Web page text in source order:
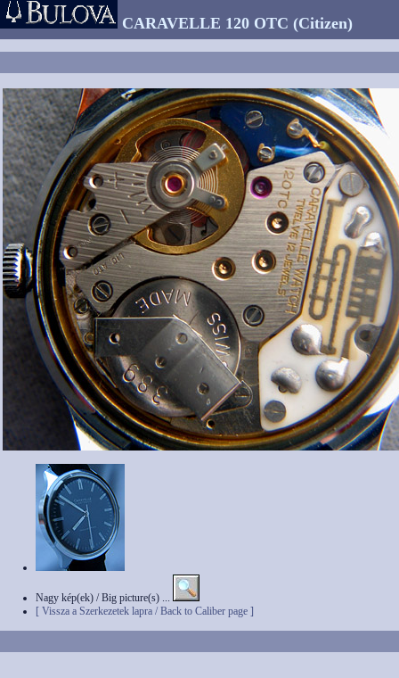
CARAVELLE 120 OTC (Citizen)
Nagy kép(ek) / Big picture(s) ...
[ Vissza a Szerkezetek lapra / Back to Caliber page ]